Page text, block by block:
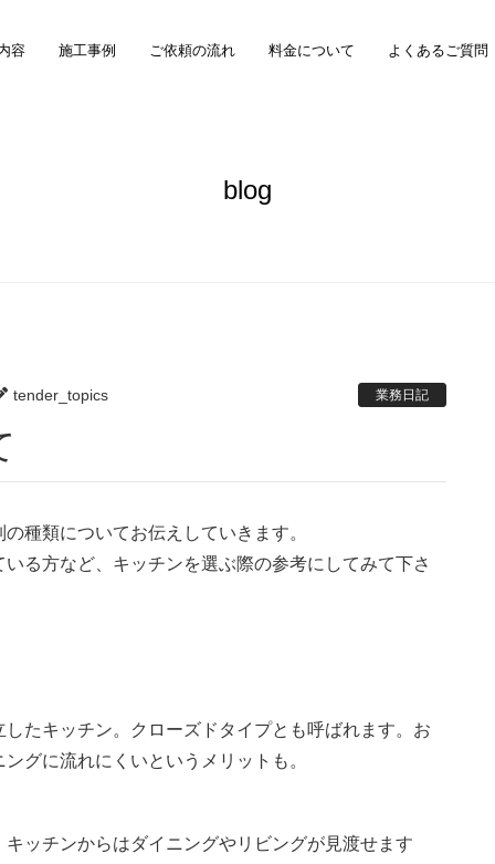
容 施工事例 ご依頼の流れ 料金について よくあるご質問
blog
tender_topics 業務日記
種類についてお伝えしていきます。
る方など、キッチンを選ぶ際の参考にしてみて下さ
たキッチン。クローズドタイプとも呼ばれます。お
グに流れにくいというメリットも。
ッチンからはダイニングやリビングが見渡せます